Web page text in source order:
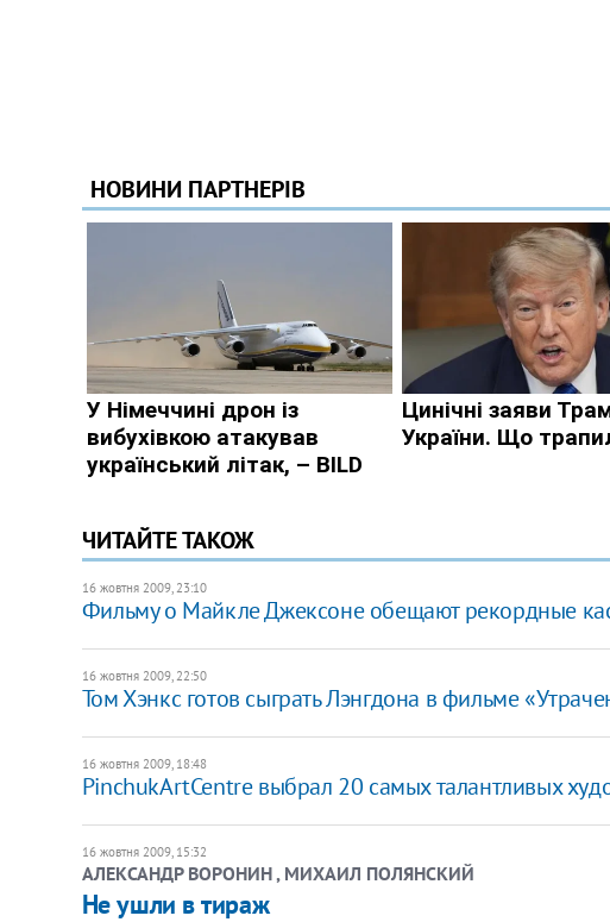
ЧИТАЙТЕ ТАКОЖ
16 жовтня 2009, 23:10
Фильму о Майкле Джексоне обещают рекордные
16 жовтня 2009, 22:50
Том Хэнкс готов сыграть Лэнгдона в фильме
16 жовтня 2009, 18:48
PinchukArtCentre выбрал 20 самых талантливых
16 жовтня 2009, 15:32
АЛЕКСАНДР ВОРОНИН , МИХАИЛ ПОЛЯНСКИЙ
Не ушли в тираж